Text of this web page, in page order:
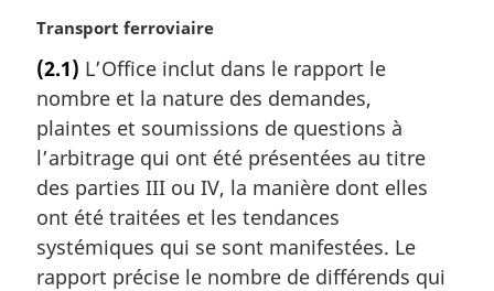
l
:
N
t
e
m
a
r
g
i
n
a
Transport ferroviaire
(2.1) L’Office inclut dans le rapport le
nombre et la nature des demandes,
plaintes et soumissions de questions à
l’arbitrage qui ont été présentées au titre
des parties III ou IV, la manière dont elles
ont été traitées et les tendances
systémiques qui se sont manifestées. Le
rapport précise le nombre de différends qui